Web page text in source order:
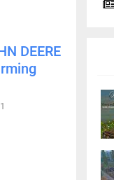
DEERE